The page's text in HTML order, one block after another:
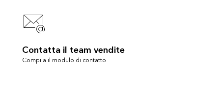
Contatta il team vendite
Compila il modulo di contatto